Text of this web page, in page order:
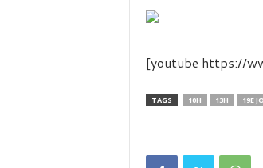
d
[youtube https://
TAGS 10H 13H 19E